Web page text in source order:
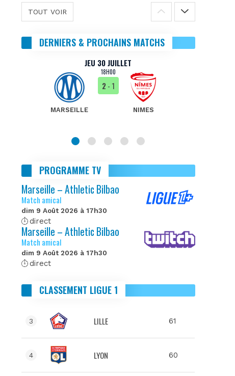
TOUT VOIR
DERNIERS & PROCHAINS MATCHS
JEU 30 JUILLET
18H00
MARSEILLE
2- 1
NIMES
PROGRAMME TV
Marseille – Athletic Bilbao
Match amical
dim 9 Août 2026 à 17h30
direct
Marseille – Athletic Bilbao
Match amical
dim 9 Août 2026 à 17h30
direct
CLASSEMENT LIGUE 1
3 LILLE 61
4 LYON 60